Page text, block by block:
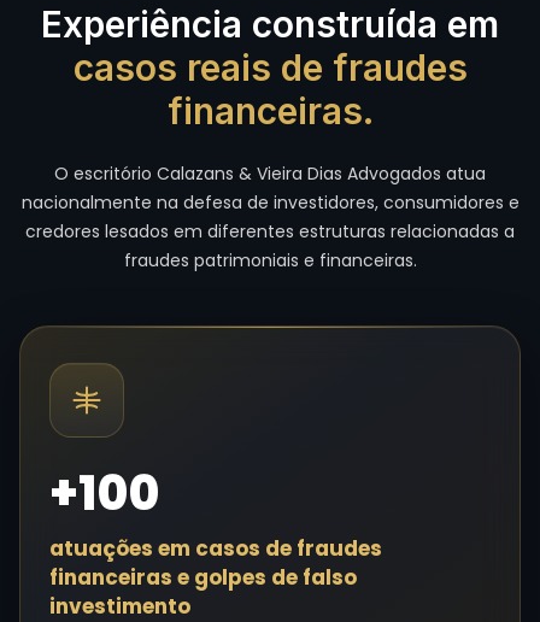
Experiência construída em
casos reais de fraudes
financeiras.
O escritório Calazans & Vieira Dias Advogados atua
nacionalmente na defesa de investidores, consumidores e
credores lesados em diferentes estruturas relacionadas a
fraudes patrimoniais e financeiras.
+100
atuações em casos de fraudes
financeiras e golpes de falso
investimento